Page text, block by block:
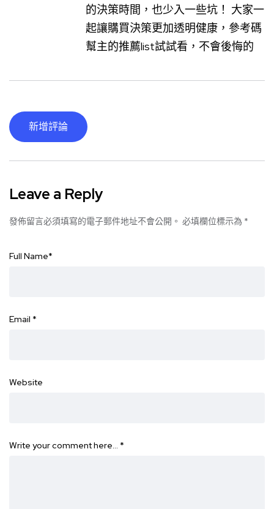
的決策時間，也少入一些坑！ 大家一
起讓購買決策更加透明健康，參考碼
幫主的推薦list試試看，不會後悔的
新增評論
Leave a Reply
發佈留言必須填寫的電子郵件地址不會公開。 必填欄位標示為 *
Full Name*
Email *
Website
Write your comment here… *